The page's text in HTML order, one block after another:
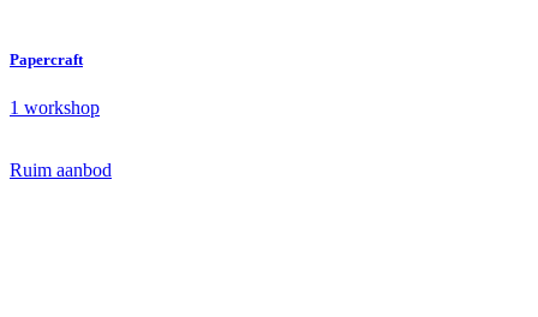
Papercraft
1 workshop
Ruim aanbod